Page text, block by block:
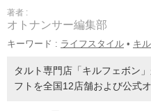
著者 :
オトナンサー編集部
キーワード : ライフスタイル • キ
タルト専門店「キルフェボン
フトを全国12店舗および公式